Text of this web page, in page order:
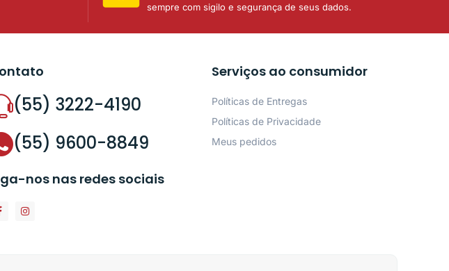
sempre com sigilo e segurança de seus dados.
(55) 3222-4190
(55) 9600-8849
nos nas redes sociais
Serviços ao consumidor
Políticas de Entregas
Políticas de Privacidade
Meus pedidos